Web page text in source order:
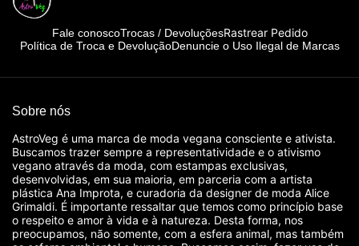
Fale conoscoTrocas / DevoluçõesRastrear Pedido
Política de Troca e DevoluçãoDenuncie o Uso Ilegal de Marcas
Sobre nós
AstroVeg é uma marca de moda vegana consciente e ativista.
Buscamos trazer sempre a representatividade e o ativismo
vegano através da moda, com estampas exclusivas,
desenvolvidas, em sua maioria, em parceria com a artista
plástica Ana Improta, e curadoria da designer de moda Alice
Grimaldi. É importante ressaltar que temos como princípio base
o respeito e amor à vida e à natureza. Desta forma, nos
preocupamos, não somente, com a esfera animal, mas também